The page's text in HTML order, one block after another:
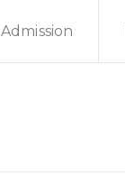
Admission